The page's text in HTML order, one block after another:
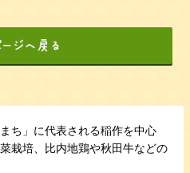
ち」に代表される稲作を中心
栽培、比内地鶏や秋田牛などの